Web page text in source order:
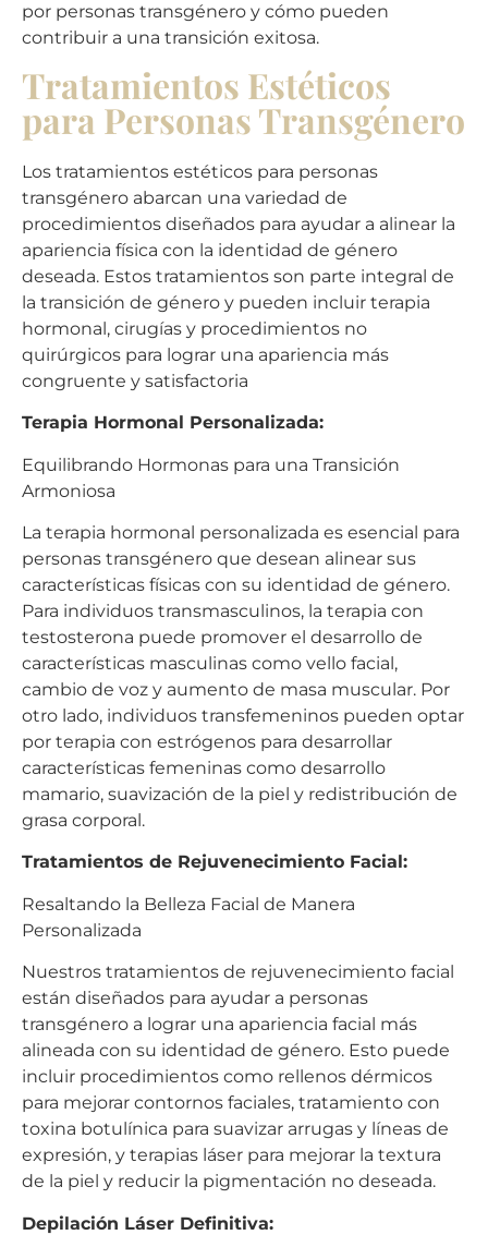
por personas transgénero y cómo pueden
contribuir a una transición exitosa.
Tratamientos Estéticos
para Personas Transgénero
Los tratamientos estéticos para personas
transgénero abarcan una variedad de
procedimientos diseñados para ayudar a alinear la
apariencia física con la identidad de género
deseada. Estos tratamientos son parte integral de
la transición de género y pueden incluir terapia
hormonal, cirugías y procedimientos no
quirúrgicos para lograr una apariencia más
congruente y satisfactoria
Terapia Hormonal Personalizada:
Equilibrando Hormonas para una Transición
Armoniosa
La terapia hormonal personalizada es esencial para
personas transgénero que desean alinear sus
características físicas con su identidad de género.
Para individuos transmasculinos, la terapia con
testosterona puede promover el desarrollo de
características masculinas como vello facial,
cambio de voz y aumento de masa muscular. Por
otro lado, individuos transfemeninos pueden optar
por terapia con estrógenos para desarrollar
características femeninas como desarrollo
mamario, suavización de la piel y redistribución de
grasa corporal.
Tratamientos de Rejuvenecimiento Facial:
Resaltando la Belleza Facial de Manera
Personalizada
Nuestros tratamientos de rejuvenecimiento facial
están diseñados para ayudar a personas
transgénero a lograr una apariencia facial más
alineada con su identidad de género. Esto puede
incluir procedimientos como rellenos dérmicos
para mejorar contornos faciales, tratamiento con
toxina botulínica para suavizar arrugas y líneas de
expresión, y terapias láser para mejorar la textura
de la piel y reducir la pigmentación no deseada.
Depilación Láser Definitiva: